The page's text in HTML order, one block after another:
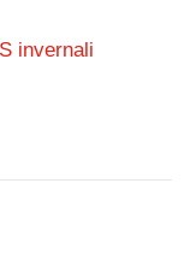
invernali